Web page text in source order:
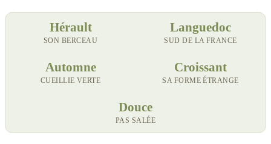
Hérault
SON BERCEAU
Languedoc
SUD DE LA FRANCE
Automne
CUEILLIE VERTE
Croissant
SA FORME ÉTRANGE
Douce
PAS SALÉE